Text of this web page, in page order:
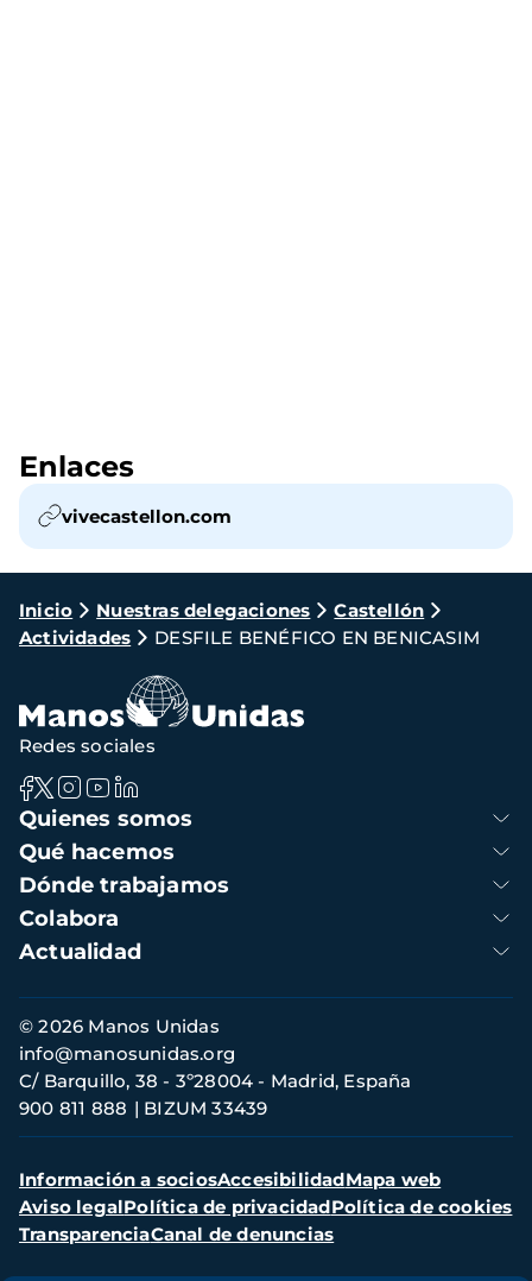
Enlaces
vivecastellon.com
Ruta
de
navegación
Inicio Nuestras delegaciones
Castellón
Actividades
DESFILE BENÉFICO EN BENICASIM
Navegación
principal
Quienes somos
Qué hacemos
Dónde trabajamos
Colabora
Actualidad
Redes sociales
Información
de
contacto
© 2026 Manos Unidas
C/ Barquillo, 38 - 3º28004 - Madrid, España
900 811 888
BIZUM 33439
info@manosunidas.org
Menú
secundario
Información a sociosAccesibilidadMapa web
Aviso legalPolítica de privacidadPolítica de cookies
TransparenciaCanal de denuncias